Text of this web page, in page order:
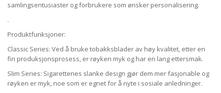
samlingsentusiaster og forbrukere som ønsker personalisering.
.
Produktfunksjoner:
Classic Series: Ved å bruke tobakksblader av høy kvalitet, etter en
fin produksjonsprosess, er røyken myk og har en lang ettersmak.
Slim Series: Sigarettenes slanke design gjør dem mer fasjonable og
røyken er myk, noe som er egnet for å nyte i sosiale anledninger.